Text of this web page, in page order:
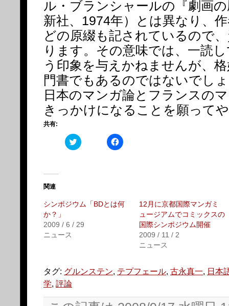
ル・ブランシャールの『劇画
新社、1974年）とは異なり、
どの原綴も記されているので
ります。その意味では、一読
う印象を与えかねませんが、
門書でもあるのではないでし
日本のマンガ論とフランスの
きっかけになることを願って
共有:
ク
リ
有
(新
い
ウ
開
き
Facebook
で
リ
ッ
し
い
ド
関連
シンポジウム「BDとは何
か？」
2009 / 6 / 29
ニュース
12月に京都国際マンガミ
ュージアムでコミックスの
国際シンポジウム開催
2009 / 11 / 2
ニュース
タグ: グルンステン, テプフェール, 古永真一, 日本
学, 評論